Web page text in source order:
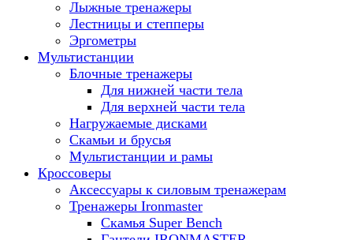
Лыжные тренажеры
Лестницы и степперы
Эргометры
Мультистанции
Блочные тренажеры
Для нижней части тела
Для верхней части тела
Нагружаемые дисками
Скамьи и брусья
Мультистанции и рамы
Кроссоверы
Аксессуары к силовым тренажерам
Тренажеры Ironmaster
Скамья Super Bench